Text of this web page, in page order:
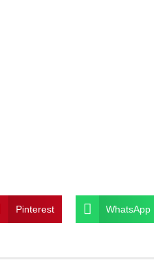
Pinterest WhatsApp